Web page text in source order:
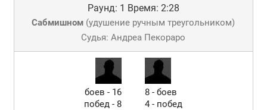
Раунд: 1 Время: 2:28
Сабмишном (удушение ручным треугольником)
Судья: Андреа Пекораро
боев - 16
побед - 8
8 - боев
4 - побед